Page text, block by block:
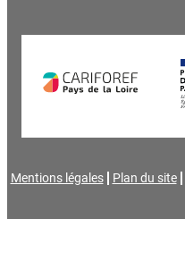
Mentions légales Plan du site